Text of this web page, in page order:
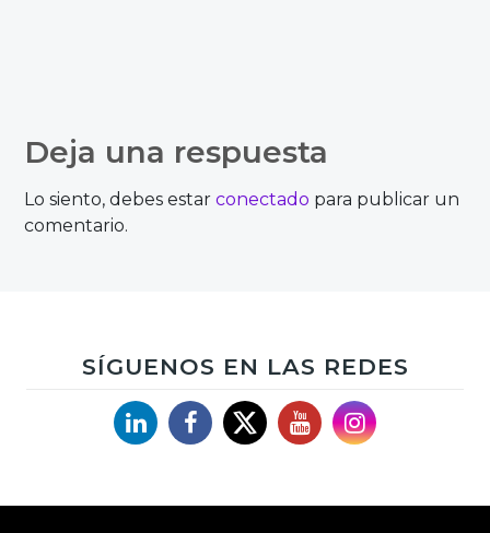
Deja una respuesta
Lo siento, debes estarconectado para publicar un
comentario.
SÍGUENOS EN LAS REDES
LinkedinFacebook
X YouTubeInstagram